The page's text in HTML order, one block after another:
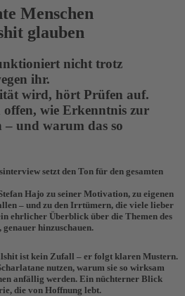
Menschen
glauben
nicht trotz
ihr.
wird, hört Prüfen auf.
offen, wie Erkenntnis zur
– und warum das so
setzt den Ton für den gesamten
Hajo zu seiner Motivation, zu eigenen
– und zu den Irrtümern, die viele lieber
ehrlicher Überblick über die Themen des
hinzuschauen.
ist kein Zufall – er folgt klaren Mustern.
nutzen, warum sie so wirksam
anfällig werden. Ein nüchterner Blick
die von Hoffnung lebt.